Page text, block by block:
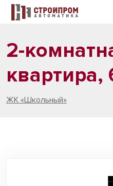
2-
квартира,
ЖК «Школьный»